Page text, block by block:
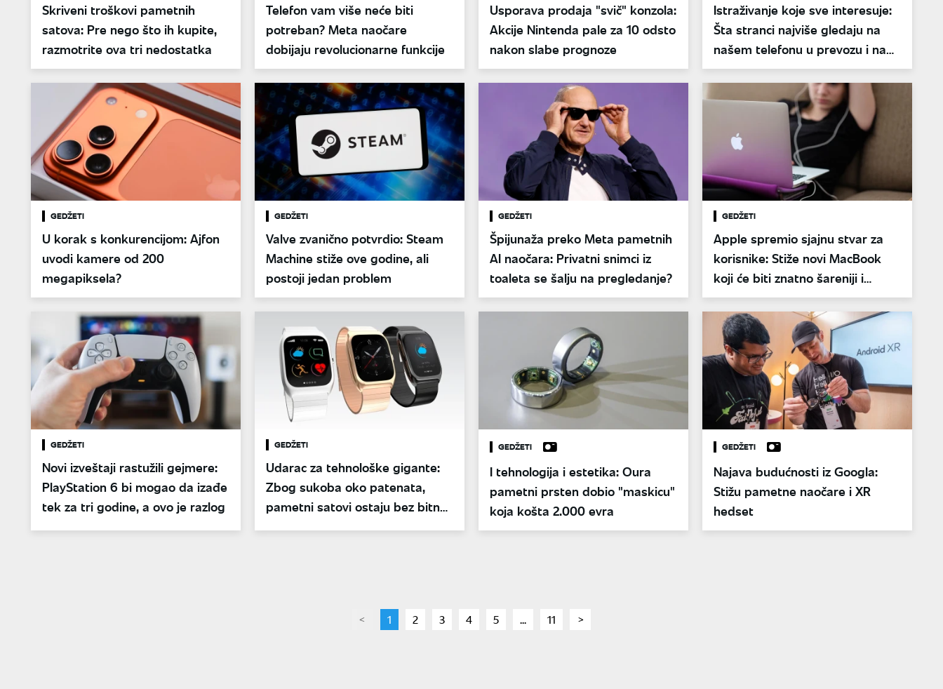
Skriveni troškovi pametnih
satova: Pre nego što ih kupite,
razmotrite ova tri nedostatka
Telefon vam više neće biti
potreban? Meta naočare
dobijaju revolucionarne funkcije
Usporava prodaja "svič" konzola:
Akcije Nintenda pale za 10 odsto
nakon slabe prognoze
Istraživanje koje sve interesuje:
Šta stranci najviše gledaju na
našem telefonu u prevozu i na
ulici?
GEDŽETI
U korak s konkurencijom: Ajfon
uvodi kamere od 200
megapiksela?
GEDŽETI
Valve zvanično potvrdio: Steam
Machine stiže ove godine, ali
postoji jedan problem
GEDŽETI
Špijunaža preko Meta pametnih
AI naočara: Privatni snimci iz
toaleta se šalju na pregledanje?
GEDŽETI
Apple spremio sjajnu stvar za
korisnike: Stiže novi MacBook
koji će biti znatno šareniji i
jeftiniji
GEDŽETI
Novi izveštaji rastužili gejmere:
PlayStation 6 bi mogao da izađe
tek za tri godine, a ovo je razlog
GEDŽETI
Udarac za tehnološke gigante:
Zbog sukoba oko patenata,
pametni satovi ostaju bez bitne
GEDŽETI
I tehnologija i estetika: Oura
pametni prsten dobio "maskicu"
koja košta 2.000 evra
GEDŽETI
Najava budućnosti iz Googla:
Stižu pametne naočare i XR
hedset
pageYou're
1 page
2 page
3 page
4 page
5 page
... page
11 page